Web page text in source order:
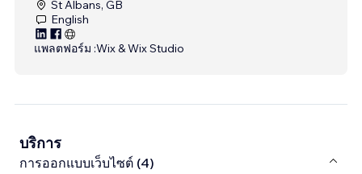
St Albans, GB
English
แพลตฟอร์ม :Wix & Wix Studio
บริการ
การออกแบบเว็บไซต์ (4)